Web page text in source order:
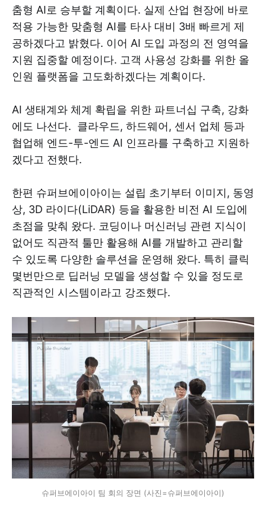
춤형 AI로 승부할 계획이다. 실제 산업 현장에 바로
적용 가능한 맞춤형 AI를 타사 대비 3배 빠르게 제
공하겠다고 밝혔다. 이어 AI 도입 과정의 전 영역을
지원 집중할 예정이다. 고객 사용성 강화를 위한 올
인원 플랫폼을 고도화하겠다는 계획이다.
AI 생태계와 체계 확립을 위한 파트너십 구축, 강화
에도 나선다. 클라우드, 하드웨어, 센서 업체 등과
협업해 엔드-투-엔드 AI 인프라를 구축하고 지원하
겠다고 전했다.
한편 슈퍼브에이아이는 설립 초기부터 이미지, 동영
상, 3D 라이다(LiDAR) 등을 활용한 비전 AI 도입에
초점을 맞춰 왔다. 코딩이나 머신러닝 관련 지식이
없어도 직관적 툴만 활용해 AI를 개발하고 관리할
수 있도록 다양한 솔루션을 운영해 왔다. 특히 클릭
몇번만으로 딥러닝 모델을 생성할 수 있을 정도로
직관적인 시스템이라고 강조했다.
슈퍼브에이아이 팀 회의 장면 (사진=슈퍼브에이아이)